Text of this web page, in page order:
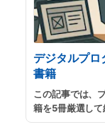
デジタルプロ
書籍
この記事では、
籍を5冊厳選し
の本質を学べる